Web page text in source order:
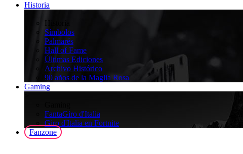
Historia
Historia
Símbolos
Palmarés
Hall of Fame
Últimas Ediciones
Archivo Histórico
90 años de la Maglia Rosa
Gaming
FantaGiro d'Italia
Giro d'Italia en Fortnite
Fanzone